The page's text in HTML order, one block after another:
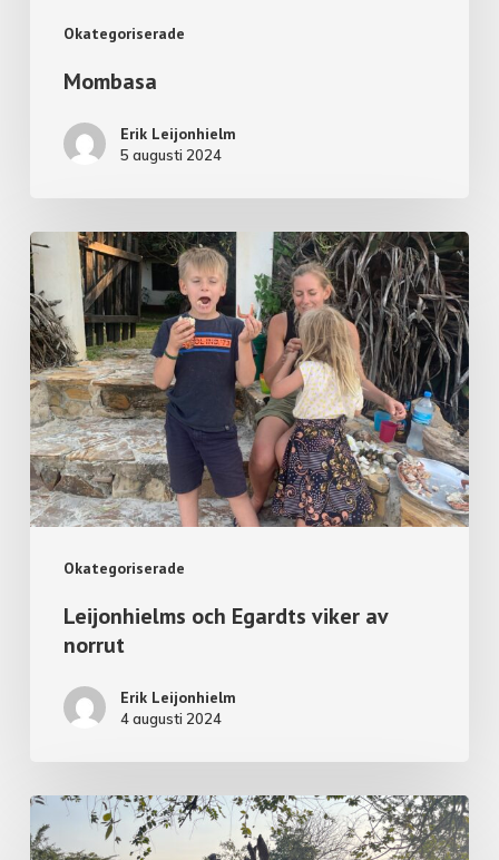
Okategoriserade
Mombasa
Erik Leijonhielm
5 augusti 2024
Okategoriserade
Leijonhielms och Egardts viker av
norrut
Erik Leijonhielm
4 augusti 2024